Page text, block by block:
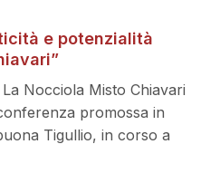
e potenzialità
Nocciola Misto Chiavari
promossa in
Tigullio, in corso a